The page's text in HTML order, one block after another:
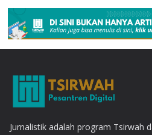
Jurnalistik adalah program Tsirwah